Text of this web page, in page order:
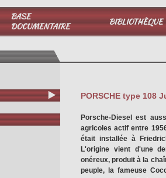
BASE
DOCUMENTAIRE
BIBLIOTHÈQUE
PORSCHE type 108
Porsche-Diesel est
agricoles actif entre
était installée à
L'origine vient d'une
onéreux, produit à la
peuple, la fameuse